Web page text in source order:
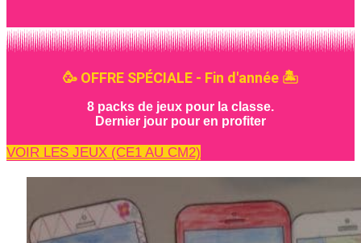
🥳 OFFRE SPÉCIALE - Fin d'année 🏝️
8 packs de jeux pour la classe.
Dernier jour pour en profiter
VOIR LES JEUX (CE1 AU CM2)